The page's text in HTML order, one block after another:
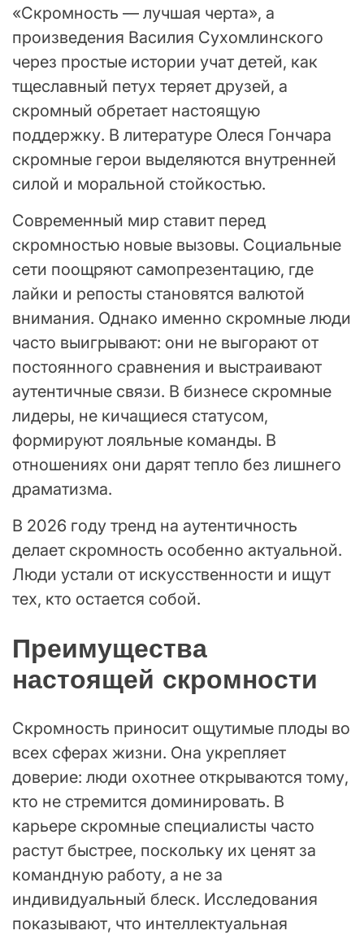
«Скромность — лучшая черта», а
произведения Василия Сухомлинского
через простые истории учат детей, как
тщеславный петух теряет друзей, а
скромный обретает настоящую
поддержку. В литературе Олеся Гончара
скромные герои выделяются внутренней
силой и моральной стойкостью.
Современный мир ставит перед
скромностью новые вызовы. Социальные
сети поощряют самопрезентацию, где
лайки и репосты становятся валютой
внимания. Однако именно скромные люди
часто выигрывают: они не выгорают от
постоянного сравнения и выстраивают
аутентичные связи. В бизнесе скромные
лидеры, не кичащиеся статусом,
формируют лояльные команды. В
отношениях они дарят тепло без лишнего
драматизма.
В 2026 году тренд на аутентичность
делает скромность особенно актуальной.
Люди устали от искусственности и ищут
тех, кто остается собой.
Преимущества
настоящей скромности
Скромность приносит ощутимые плоды во
всех сферах жизни. Она укрепляет
доверие: люди охотнее открываются тому,
кто не стремится доминировать. В
карьере скромные специалисты часто
растут быстрее, поскольку их ценят за
командную работу, а не за
индивидуальный блеск. Исследования
показывают, что интеллектуальная